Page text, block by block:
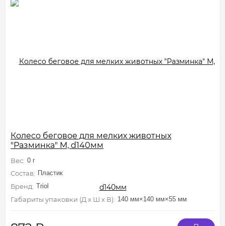
Колесо беговое для мелких животных
"Разминка" M, d140мм
Вес: 0 г
Состав: Пластик
Бренд: Triol
Габариты упаковки (Д х Ш х В): 140 мм×140 мм×55 мм